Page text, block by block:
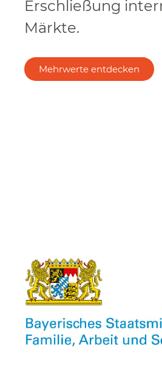
Erschließung
Märkte.
Mehrwerte entdecken